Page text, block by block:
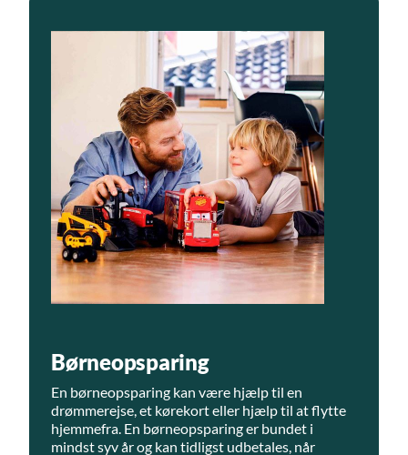
Børneopsparing
En børneopsparing kan være hjælp til en
drømmerejse, et kørekort eller hjælp til at flytte
hjemmefra. En børneopsparing er bundet i
mindst syv år og kan tidligst udbetales, når